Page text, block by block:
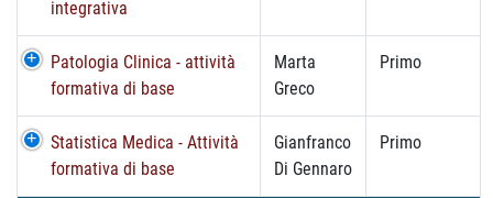
integrativa
Patologia Clinica - attività
formativa di base
Marta
Greco
Primo
Statistica Medica - Attività
formativa di base
Gianfranco
Di Gennaro
Primo